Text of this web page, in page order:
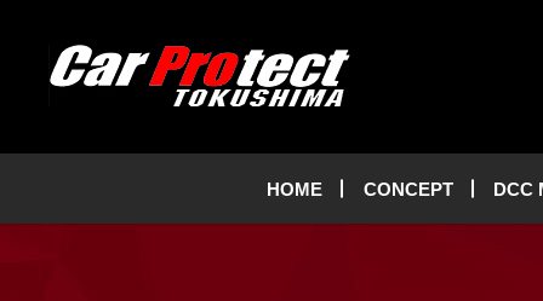
HOME CONCEPT DCC